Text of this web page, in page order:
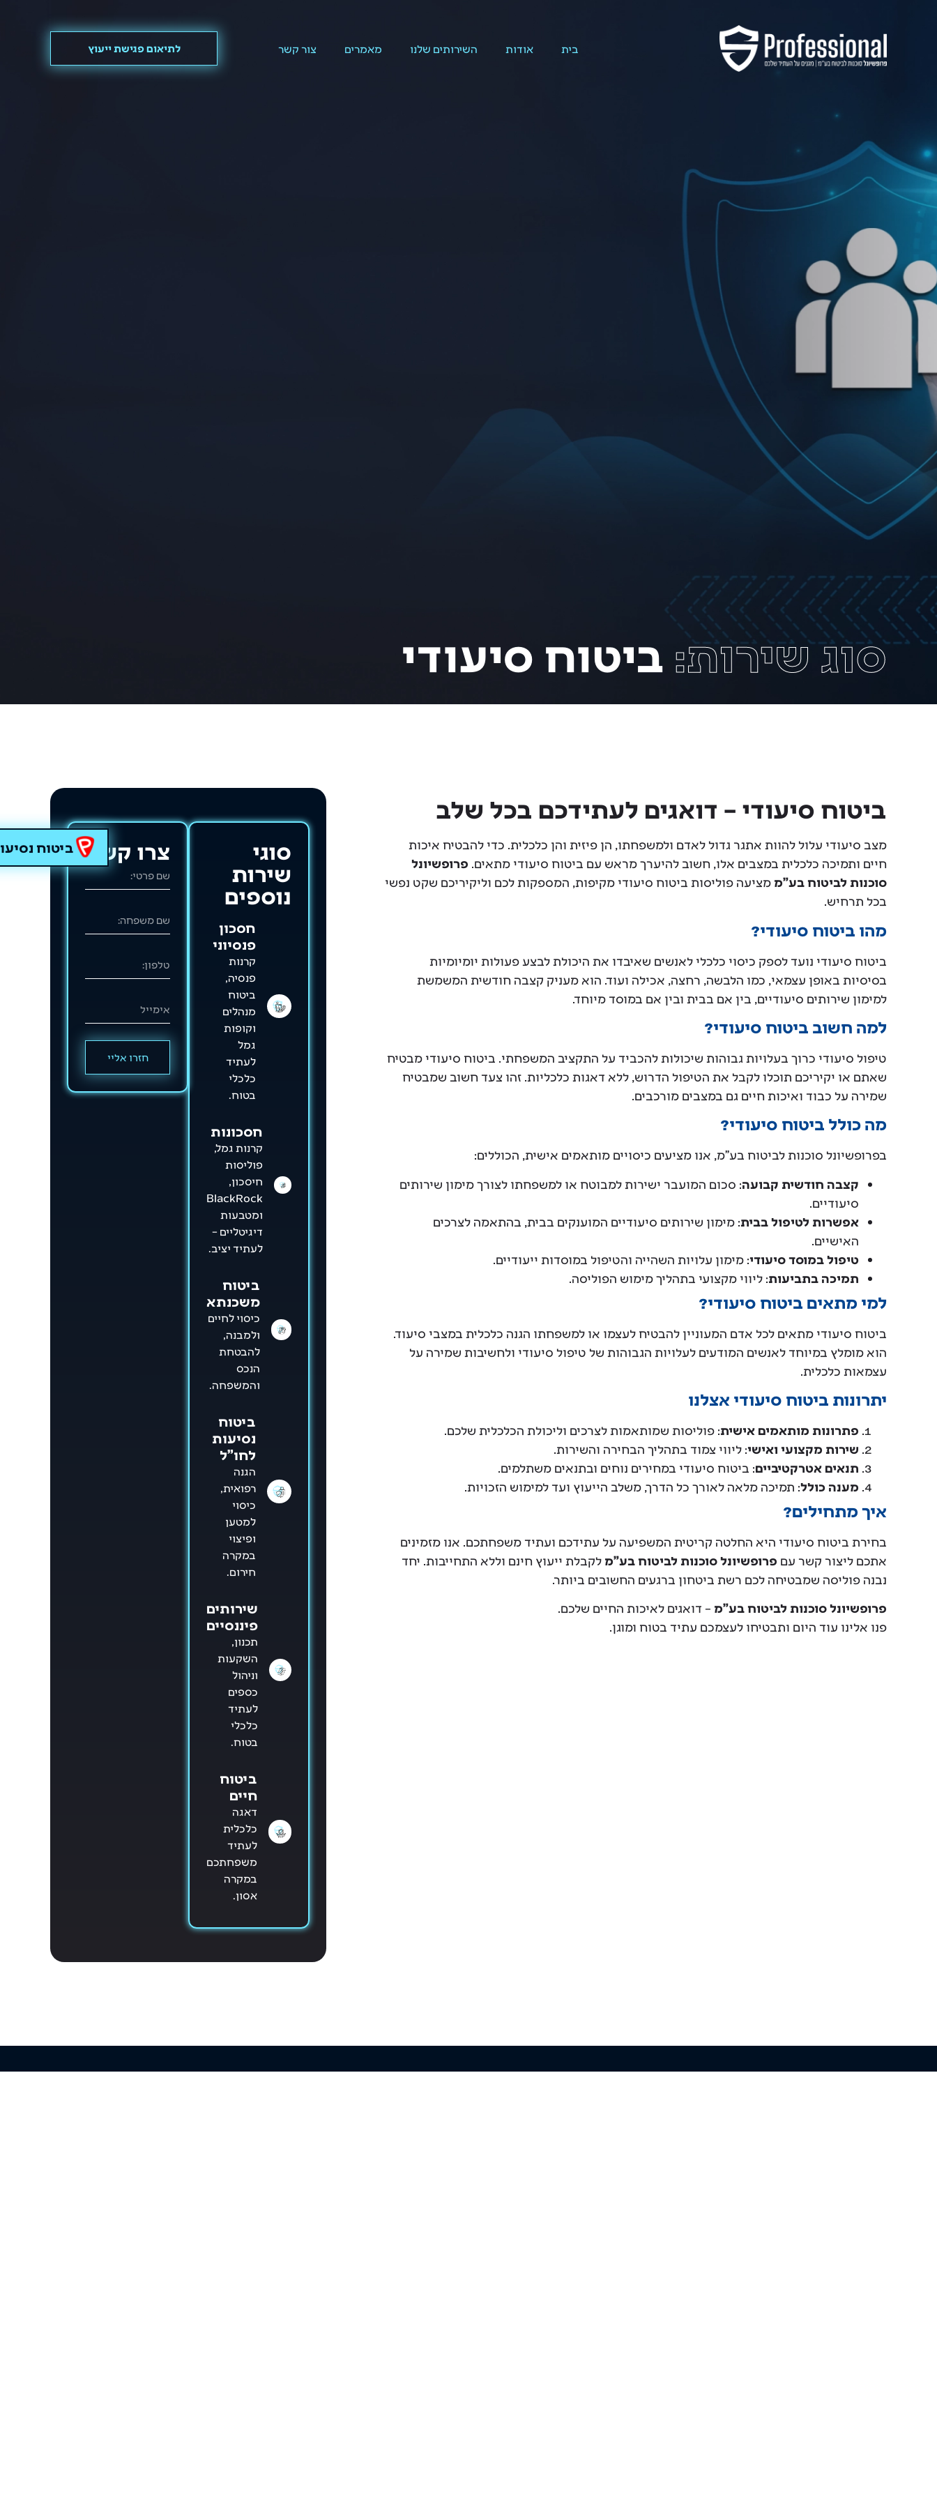
בית אודות השירותים שלנו מאמרים צור קשר לתיאום פגישת ייעוץ
סוג שירות: ביטוח סיעודי
ביטוח סיעודי – דואגים לעתידכם בכל שלב
מצב סיעודי עלול להוות אתגר גדול לאדם ולמשפחתו, הן פיזית והן כלכלית. כדי להבטיח איכות
חיים ותמיכה כלכלית במצבים אלו, חשוב להיערך מראש עם ביטוח סיעודי מתאים. פרופשיונל
סוכנות לביטוח בע"מ מציעה פוליסות ביטוח סיעודי מקיפות, המספקות לכם וליקיריכם שקט נפשי
בכל תרחיש.
מהו ביטוח סיעודי?
ביטוח סיעודי נועד לספק כיסוי כלכלי לאנשים שאיבדו את היכולת לבצע פעולות יומיומיות
בסיסיות באופן עצמאי, כמו הלבשה, רחצה, אכילה ועוד. הוא מעניק קצבה חודשית המשמשת
למימון שירותים סיעודיים, בין אם בבית ובין אם במוסד מיוחד.
למה חשוב ביטוח סיעודי?
טיפול סיעודי כרוך בעלויות גבוהות שיכולות להכביד על התקציב המשפחתי. ביטוח סיעודי מבטיח
שאתם או יקיריכם תוכלו לקבל את הטיפול הדרוש, ללא דאגות כלכליות. זהו צעד חשוב שמבטיח
שמירה על כבוד ואיכות חיים גם במצבים מורכבים.
מה כולל ביטוח סיעודי?
בפרופשיונל סוכנות לביטוח בע"מ, אנו מציעים כיסויים מותאמים אישית, הכוללים:
קצבה חודשית קבועה: סכום המועבר ישירות למבוטח או למשפחתו לצורך מימון שירותים
סיעודיים.
אפשרות לטיפול בבית: מימון שירותים סיעודיים המוענקים בבית, בהתאמה לצרכים
האישיים.
טיפול במוסד סיעודי: מימון עלויות השהייה והטיפול במוסדות ייעודיים.
תמיכה בתביעות: ליווי מקצועי בתהליך מימוש הפוליסה.
למי מתאים ביטוח סיעודי?
ביטוח סיעודי מתאים לכל אדם המעוניין להבטיח לעצמו או למשפחתו הגנה כלכלית במצבי סיעוד.
הוא מומלץ במיוחד לאנשים המודעים לעלויות הגבוהות של טיפול סיעודי ולחשיבות שמירה על
עצמאות כלכלית.
יתרונות ביטוח סיעודי אצלנו
פתרונות מותאמים אישית: פוליסות שמותאמות לצרכים וליכולת הכלכלית שלכם.
שירות מקצועי ואישי: ליווי צמוד בתהליך הבחירה והשירות.
תנאים אטרקטיביים: ביטוח סיעודי במחירים נוחים ובתנאים משתלמים.
מענה כולל: תמיכה מלאה לאורך כל הדרך, משלב הייעוץ ועד למימוש הזכויות.
איך מתחילים?
בחירת ביטוח סיעודי היא החלטה קריטית המשפיעה על עתידכם ועתיד משפחתכם. אנו מזמינים
אתכם ליצור קשר עם פרופשיונל סוכנות לביטוח בע"מ לקבלת ייעוץ חינם וללא התחייבות. יחד
נבנה פוליסה שמבטיחה לכם רשת ביטחון ברגעים החשובים ביותר.
פרופשיונל סוכנות לביטוח בע"מ – דואגים לאיכות החיים שלכם.
פנו אלינו עוד היום ותבטיחו לעצמכם עתיד בטוח ומוגן.
סוגי
שירות
נוספים
חסכון
פנסיוני
קרנות
פנסיה,
ביטוח
מנהלים
וקופות
גמל
לעתיד
כלכלי
בטוח.
חסכונות
קרנות גמל,
פוליסות
חיסכון,
BlackRock
ומטבעות
דיגיטליים –
לעתיד יציב.
ביטוח
משכנתא
כיסוי לחיים
ולמבנה,
להבטחת
הנכס
והמשפחה.
ביטוח
נסיעות
לחו"ל
הגנה
רפואית,
כיסוי
למטען
ופיצוי
במקרה
חירום.
שירותים
פיננסיים
תכנון,
השקעות
וניהול
כספים
לעתיד
כלכלי
בטוח.
ביטוח
חיים
דאגה
כלכלית
לעתיד
משפחתכם
במקרה
אסון.
צרו קשר
חזרו אליי
ביטוח